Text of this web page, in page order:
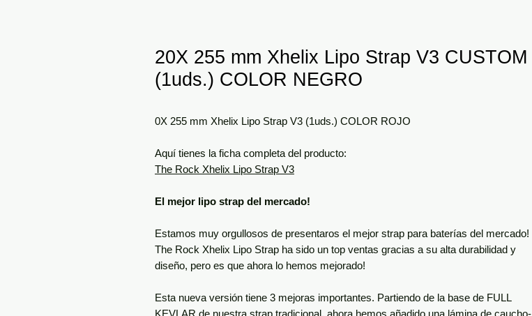
20X 255 mm Xhelix Lipo Strap V3 CUSTOM
(1uds.) COLOR NEGRO
0X 255 mm Xhelix Lipo Strap V3 (1uds.) COLOR ROJO
Aquí tienes la ficha completa del producto:
The Rock Xhelix Lipo Strap V3
El mejor lipo strap del mercado!
Estamos muy orgullosos de presentaros el mejor strap para baterías del mercado!
The Rock Xhelix Lipo Strap ha sido un top ventas gracias a su alta durabilidad y
diseño, pero es que ahora lo hemos mejorado!
Esta nueva versión tiene 3 mejoras importantes. Partiendo de la base de FULL
KEVLAR de nuestra strap tradicional, ahora hemos añadido una lámina de caucho-